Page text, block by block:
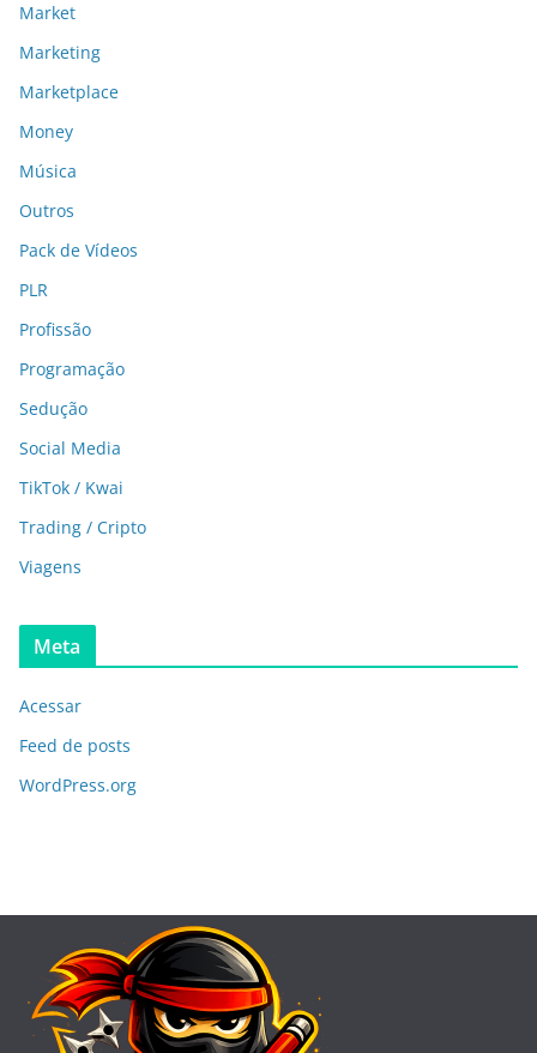
Market
Marketing
Marketplace
Money
Música
Outros
Pack de Vídeos
PLR
Profissão
Programação
Sedução
Social Media
TikTok / Kwai
Trading / Cripto
Viagens
Meta
Acessar
Feed de posts
WordPress.org